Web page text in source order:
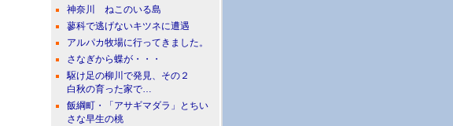
神奈川 ねこのいる島
蓼科で逃げないキツネに遭遇
アルパカ牧場に行ってきました。
さなぎから蝶が・・・
駆け足の柳川で発見、その２
白秋の育った家で…
飯綱町・「アサギマダラ」とちい
さな早生の桃